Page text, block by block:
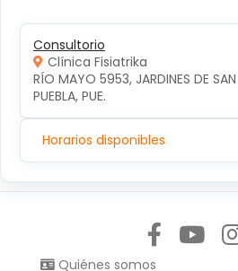
Consultorio
Clínica Fisiatrika
RÍO MAYO 5953, JARDINES DE
PUEBLA, PUE.
Horarios disponibles
Quiénes somos